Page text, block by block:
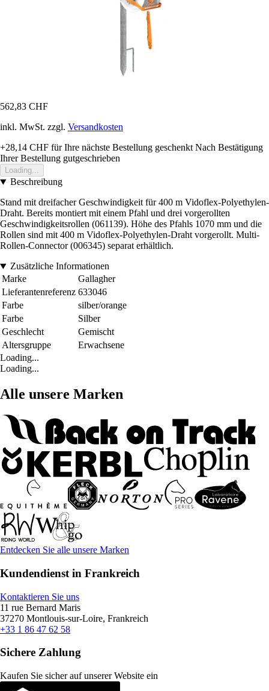
562,83 CHF
inkl. MwSt. zzgl. Versandkosten
+28,14 CHF für Ihre nächste Bestellung geschenkt Nach Bestätigung
Ihrer Bestellung gutgeschrieben
Loading...
Beschreibung
Stand mit dreifacher Geschwindigkeit für 400 m Vidoflex-Polyethylen-
Draht. Bereits montiert mit einem Pfahl und drei vorgerollten
Geschwindigkeitsrollen (061139). Höhe des Pfahls 1070 mm und die
Rollen sind mit 400 m Vidoflex-Polyethylen-Draht vorgerollt. Multi-
Rollen-Connector (006345) separat erhältlich.
Zusätzliche Informationen
Marke
Gallagher
Lieferantenreferenz 633046
Farbe
silber/orange
Farbe
Silber
Geschlecht
Gemischt
Altersgruppe
Erwachsene
Loading...
Loading...
Alle unsere Marken
Entdecken Sie alle unsere Marken
Kundendienst in Frankreich
Kontaktieren Sie uns
11 rue Bernard Maris
37270 Montlouis-sur-Loire, Frankreich
+33 1 86 47 62 58
Sichere Zahlung
Kaufen Sie sicher auf unserer Website ein